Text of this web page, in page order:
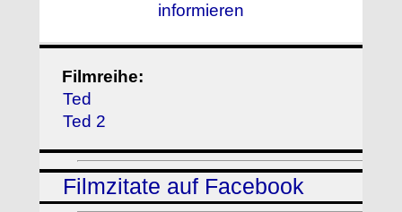
informieren
Filmreihe:
Ted
Ted 2
Filmzitate auf Facebook